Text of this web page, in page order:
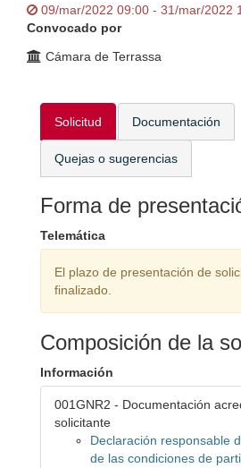
09/mar/2022 09:00 - 31/mar/2022
Convocado por
Cámara de Terrassa
Solicitud Documentación
Quejas o sugerencias
Forma de
Telemática
El plazo de presentación de
finalizado.
Composición de la
Información
001GNR2 - Documentación
solicitante
Declaración responsable
de las condiciones de